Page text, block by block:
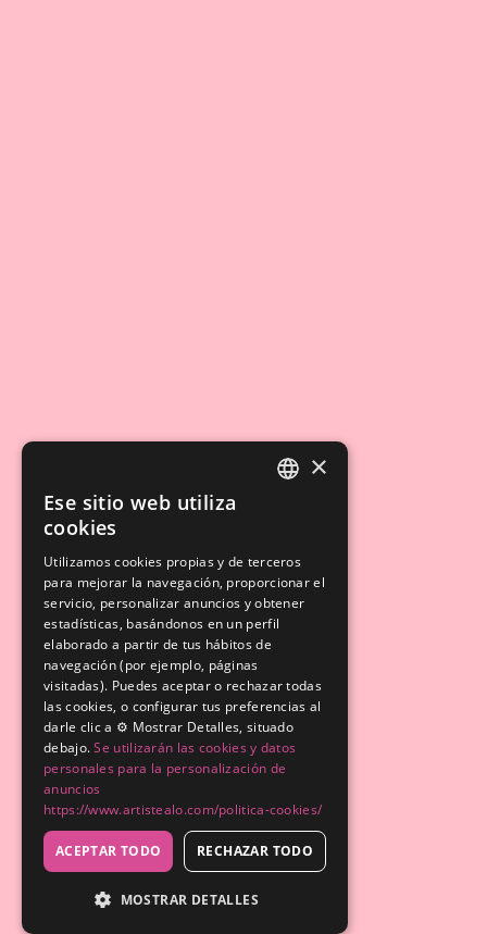
×
Ese sitio web utiliza
cookies
Utilizamos cookies propias y de terceros
para mejorar la navegación, proporcionar el
servicio, personalizar anuncios y obtener
estadísticas, basándonos en un perfil
elaborado a partir de tus hábitos de
navegación (por ejemplo, páginas
visitadas). Puedes aceptar o rechazar todas
las cookies, o configurar tus preferencias al
darle clic a ⚙️ Mostrar Detalles, situado
debajo.Se utilizarán las cookies y datos
personales para la personalización de
anuncios
https://www.artistealo.com/politica-cookies/
ACEPTAR TODO RECHAZAR TODO
MOSTRAR DETALLES